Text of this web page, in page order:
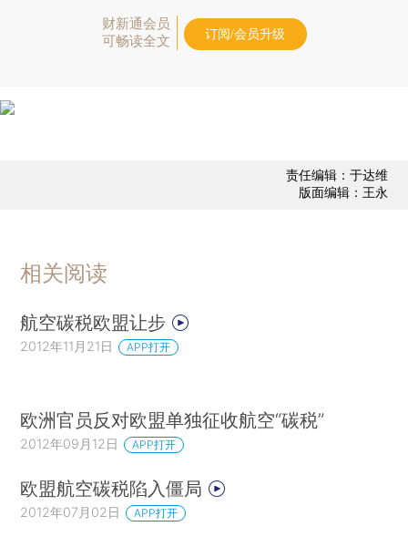
财新通会员
可畅读全文
订阅/会员升级
责任编辑：于达维
版面编辑：王永
相关阅读
航空碳税欧盟让步
2012年11月21日 APP打开
欧洲官员反对欧盟单独征收航空“碳税”
2012年09月12日 APP打开
欧盟航空碳税陷入僵局
2012年07月02日 APP打开